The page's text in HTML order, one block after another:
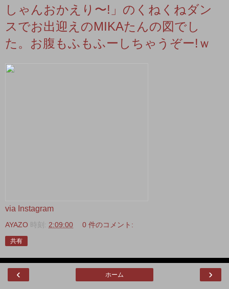
しゃんおかえり〜!」のくねくねダン
スでお出迎えのMIKAたんの図でし
た。お腹もふもふーしちゃうぞー!ｗ
via Instagram
AYAZO 時刻: 2:09:00 0 件のコメント:
共有
‹ ›
ホーム